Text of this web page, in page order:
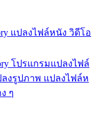
แปลงไฟล์หนัง วิดีโอ
โปรแกรมแปลงไฟล์
งรูปภาพ แปลงไฟล์ห
ๆ